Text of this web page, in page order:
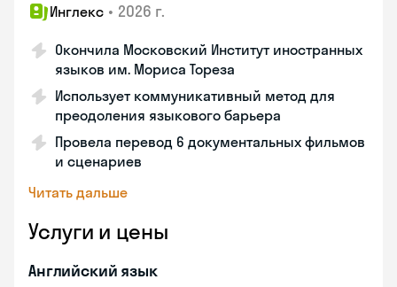
Инглекс • 2026 г.
Окончила Московский Институт иностранных
языков им. Мориса Тореза
Использует коммуникативный метод для
преодоления языкового барьера
Провела перевод 6 документальных фильмов
и сценариев
Читать дальше
Услуги и цены
Английский язык